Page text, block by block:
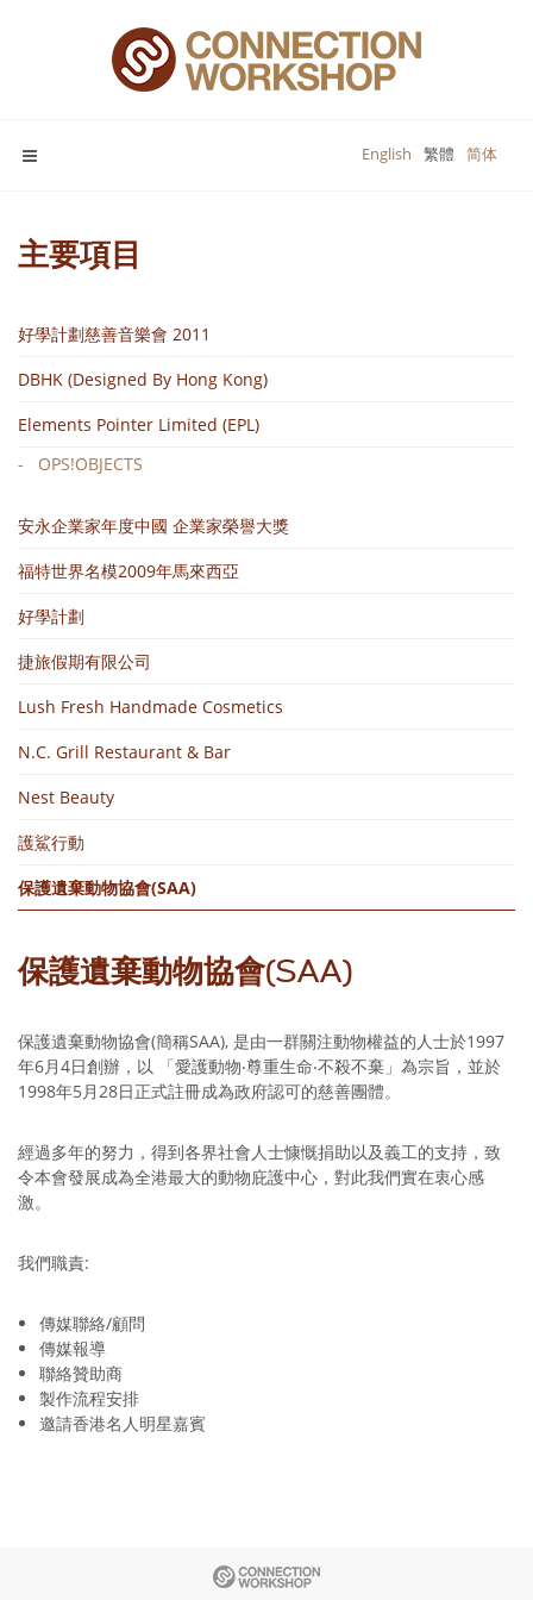
English 繁體 简体
主要項目
好學計劃慈善音樂會 2011
DBHK (Designed By Hong Kong)
Elements Pointer Limited (EPL)
OPS!OBJECTS
安永企業家年度中國 企業家榮譽大獎
福特世界名模2009年馬來西亞
好學計劃
捷旅假期有限公司
Lush Fresh Handmade Cosmetics
N.C. Grill Restaurant & Bar
Nest Beauty
護鯊行動
保護遺棄動物協會(SAA)
保護遺棄動物協會(SAA)
保護遺棄動物協會(簡稱SAA), 是由一群關注動物權益的人士於1997
年6月4日創辦，以 「愛護動物‧尊重生命‧不殺不棄」為宗旨，並於
1998年5月28日正式註冊成為政府認可的慈善團體。
經過多年的努力，得到各界社會人士慷慨捐助以及義工的支持，致
令本會發展成為全港最大的動物庇護中心，對此我們實在衷心感
激。
我們職責:
傳媒聯絡/顧問
傳媒報導
聯絡贊助商
製作流程安排
邀請香港名人明星嘉賓